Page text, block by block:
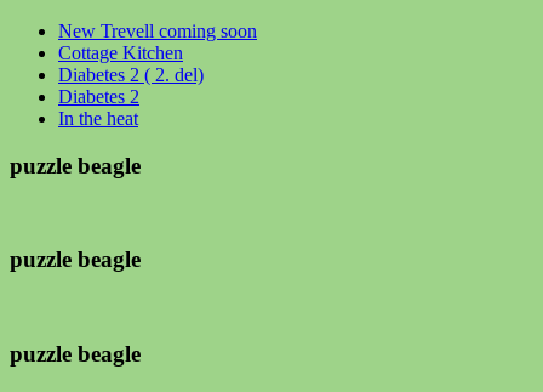
New Trevell coming soon
Cottage Kitchen
Diabetes 2 ( 2. del)
Diabetes 2
In the heat
puzzle beagle
puzzle beagle
puzzle beagle